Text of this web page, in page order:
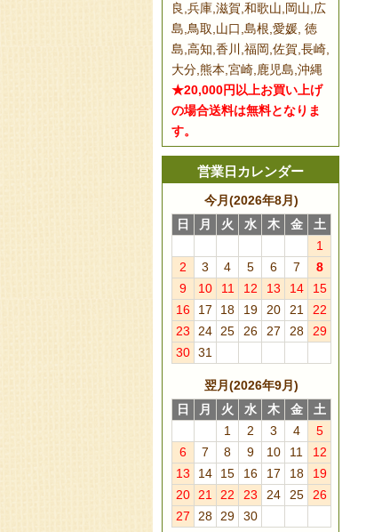
良,兵庫,滋賀,和歌山,岡山,広
島,鳥取,山口,島根,愛媛, 徳
島,高知,香川,福岡,佐賀,長崎,
大分,熊本,宮崎,鹿児島,沖縄
★20,000円以上お買い上げ
の場合送料は無料となりま
す。
営業日カレンダー
今月(2026年8月)
日
月 火 水 木 金
土
1
2
3 4 5 6 7
8
9
10 11 12 13 14
15
16
17 18 19 20 21
22
23
24 25 26 27 28
29
30 31
翌月(2026年9月)
日
月 火 水 木 金
土
1
2 3 4
5
6
7 8 9 10 11
12
13
14 15 16 17 18
19
20
21 22 23 24 25
26
27
28 29 30